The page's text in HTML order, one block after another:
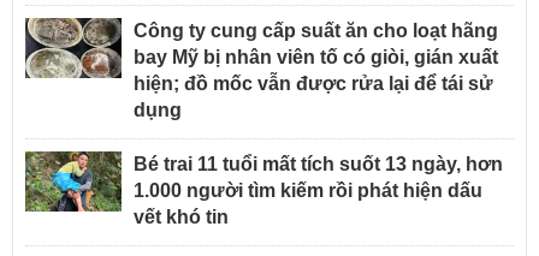
Công ty cung cấp suất ăn cho loạt hãng
bay Mỹ bị nhân viên tố có giòi, gián xuất
hiện; đồ mốc vẫn được rửa lại để tái sử
dụng
Bé trai 11 tuổi mất tích suốt 13 ngày, hơn
1.000 người tìm kiếm rồi phát hiện dấu
vết khó tin